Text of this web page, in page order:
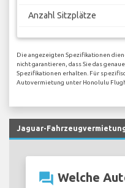
Anzahl Sitzplätze
Die angezeigten Spezifikationen
nicht garantieren, dass Sie das
Spezifikationen erhalten. Für
Autovermietung unter Honolulu
Jaguar-
question_answer Welche